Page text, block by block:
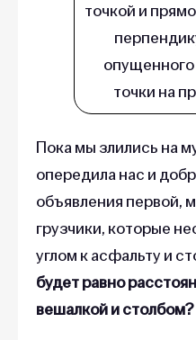
точкой и
опущенного
точки на
Пока мы злились на
опередила нас и
объявления первой,
грузчики, которые
углом к асфальту и
будет равно
вешалкой и столбом?